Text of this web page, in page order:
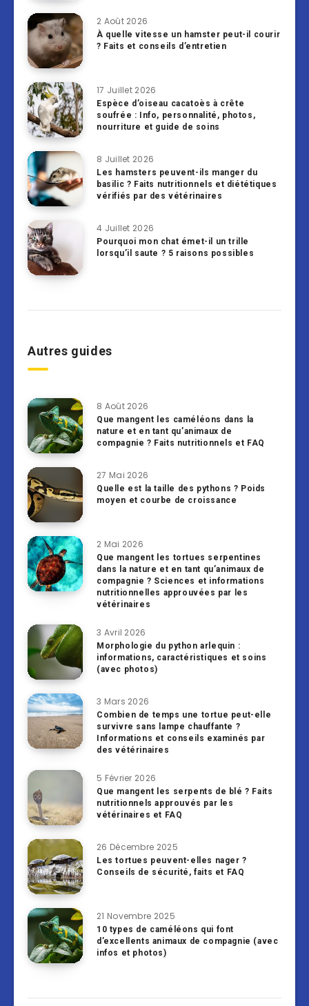
2 Août 2026
À quelle vitesse un hamster peut-il courir
? Faits et conseils d’entretien
17 Juillet 2026
Espèce d’oiseau cacatoès à crête
soufrée : Info, personnalité, photos,
nourriture et guide de soins
8 Juillet 2026
Les hamsters peuvent-ils manger du
basilic ? Faits nutritionnels et diététiques
vérifiés par des vétérinaires
4 Juillet 2026
Pourquoi mon chat émet-il un trille
lorsqu’il saute ? 5 raisons possibles
Autres guides
8 Août 2026
Que mangent les caméléons dans la
nature et en tant qu’animaux de
compagnie ? Faits nutritionnels et FAQ
27 Mai 2026
Quelle est la taille des pythons ? Poids
moyen et courbe de croissance
2 Mai 2026
Que mangent les tortues serpentines
dans la nature et en tant qu’animaux de
compagnie ? Sciences et informations
nutritionnelles approuvées par les
vétérinaires
3 Avril 2026
Morphologie du python arlequin :
informations, caractéristiques et soins
(avec photos)
3 Mars 2026
Combien de temps une tortue peut-elle
survivre sans lampe chauffante ?
Informations et conseils examinés par
des vétérinaires
5 Février 2026
Que mangent les serpents de blé ? Faits
nutritionnels approuvés par les
vétérinaires et FAQ
26 Décembre 2025
Les tortues peuvent-elles nager ?
Conseils de sécurité, faits et FAQ
21 Novembre 2025
10 types de caméléons qui font
d’excellents animaux de compagnie (avec
infos et photos)